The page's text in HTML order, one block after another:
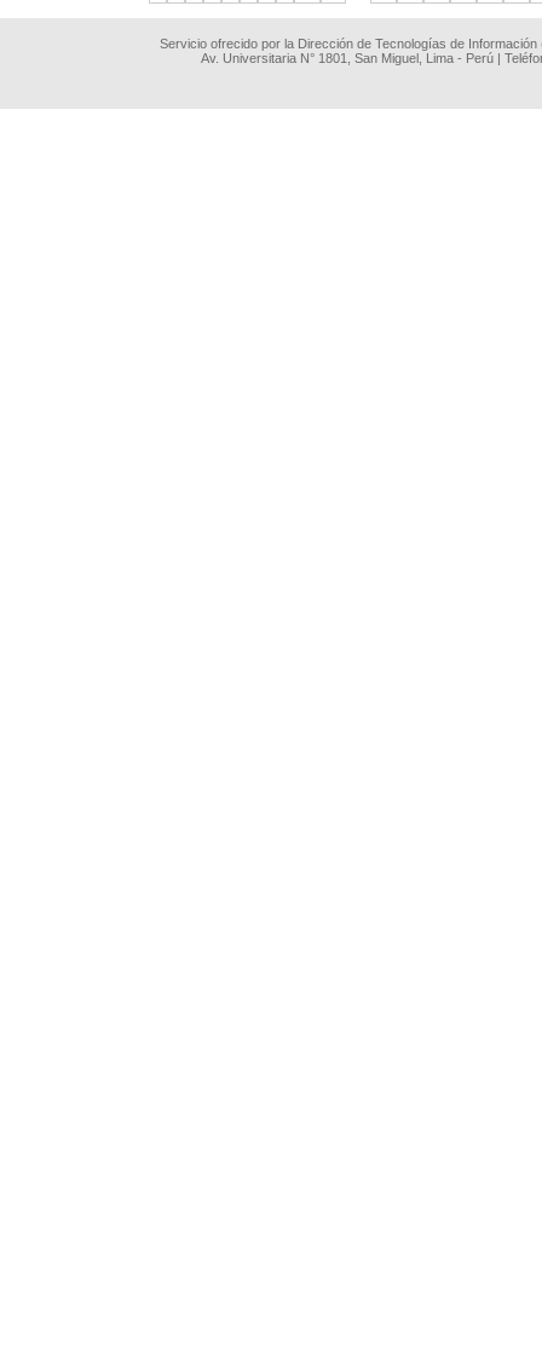
Servicio ofrecido por la Dirección de Tecnologías de
Av. Universitaria N° 1801, San Miguel, Lima - Perú |